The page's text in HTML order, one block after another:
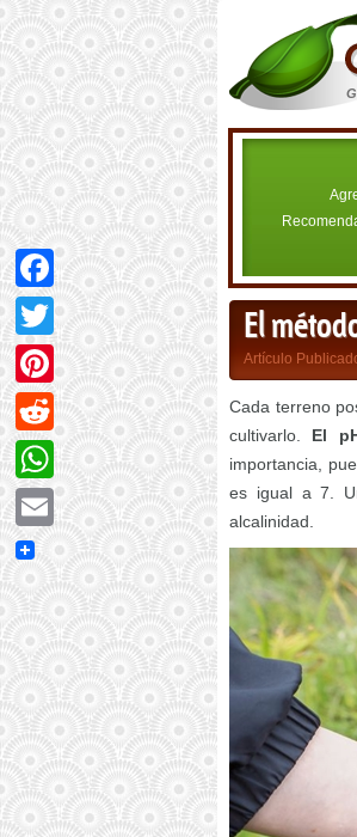
El
Artículo
Cada terreno
cultivarlo. El
importancia,
es igual a 7.
alcalinidad.
Facebook
Twitter
Pinterest
Reddit
WhatsApp
Email